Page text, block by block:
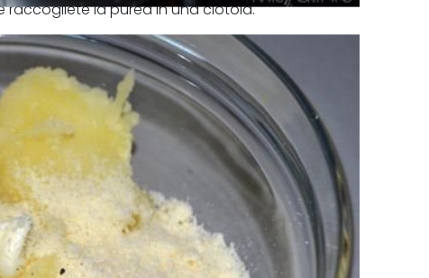
raccogliete la purea in una ciotola.